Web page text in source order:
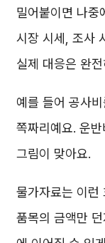
밀어붙이면 나중
시장 시세, 조사
실제 대응은 완
예를 들어 공사
쪽짜리예요. 운
그림이 맞아요.
물가자료는 이런
품목의 금액만